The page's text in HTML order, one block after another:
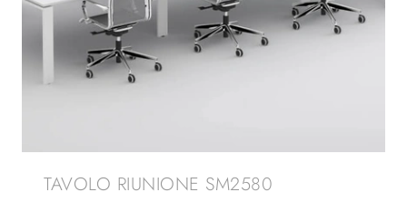
TAVOLO RIUNIONE SM2580